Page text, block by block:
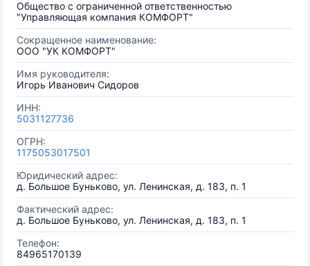
Общество с ограниченной ответственностью
"Управляющая компания КОМФОРТ"
Сокращенное наименование:
ООО "УК КОМФОРТ"
Имя руководителя:
Игорь Иванович Сидоров
ИНН:
5031127736
ОГРН:
1175053017501
Юридический адрес:
д. Большое Буньково, ул. Ленинская, д. 183, п. 1
Фактический адрес:
д. Большое Буньково, ул. Ленинская, д. 183, п. 1
Телефон:
84965170139